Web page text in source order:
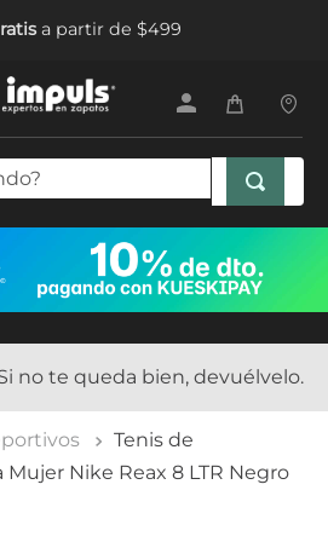
a partir de $499
no te queda bien, devuélvelo.
Tenis de
Nike Reax 8 LTR Negro